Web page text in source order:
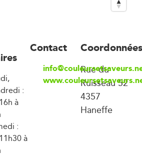
:
à
:
à
Contact Coordonnées
Rue du
Ruisseau 52
4357
Haneffe